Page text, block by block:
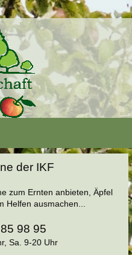
der IKF
zum Ernten anbieten, Äpfel
Helfen ausmachen...
98 95
Sa. 9-20 Uhr